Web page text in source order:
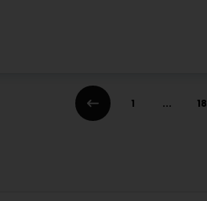
1 ... 18